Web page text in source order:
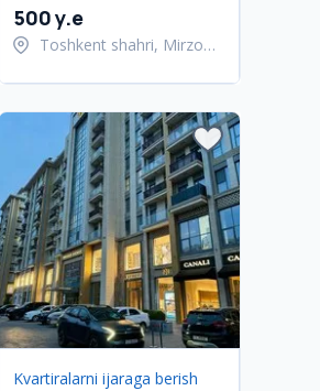
500 y.e
Toshkent shahri, Mirzo
Kvartiralarni ijaraga berish